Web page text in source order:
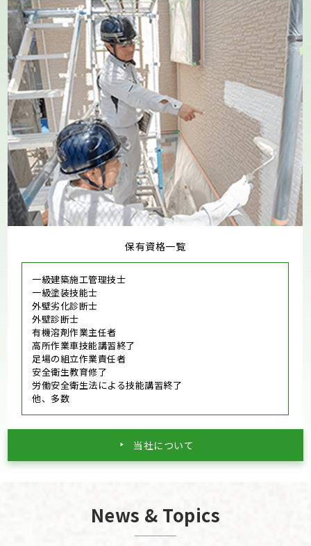
保有資格一覧
一級建築施工管理技士
一級塗装技能士
外壁劣化診断士
外壁診断士
有機溶剤作業主任者
高所作業車技能講習終了
足場の組立作業責任者
安全衛生教育修了
労働安全衛生法による技能講習終了
他、多数
当社について
News & Topics